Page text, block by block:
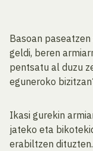
Basoan
geldi, beren
pentsatu al duzu
eguneroko
Ikasi gurekin
jateko eta
erabiltzen